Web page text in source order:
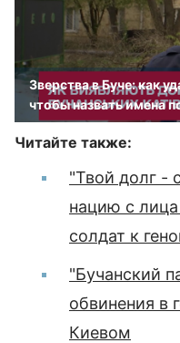
Зверства в Буче: как
чтобы назвать имена
Читайте также:
"Твой долг -
нацию с
солдат к
"Бучанский
обвинения в
Киевом